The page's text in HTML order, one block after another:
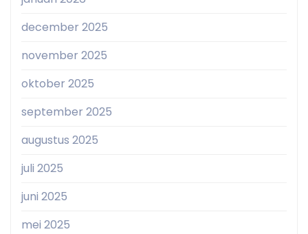
december 2025
november 2025
oktober 2025
september 2025
augustus 2025
juli 2025
juni 2025
mei 2025